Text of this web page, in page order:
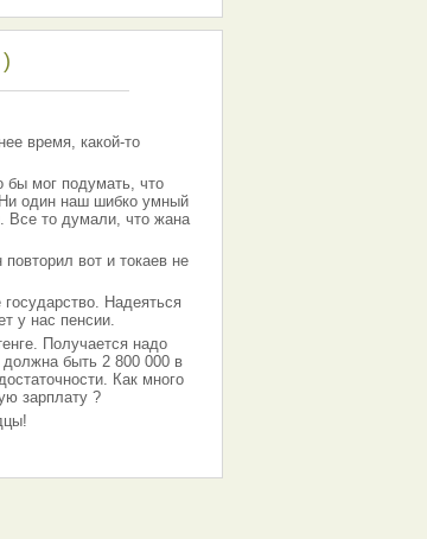
время, какой-то
мог подумать, что
Ни один наш шибко умный
Все то думали, что жана
вот и токаев не
Надеяться
у нас пенсии.
Получается надо
должна быть 2 800 000 в
Как много
зарплату ?